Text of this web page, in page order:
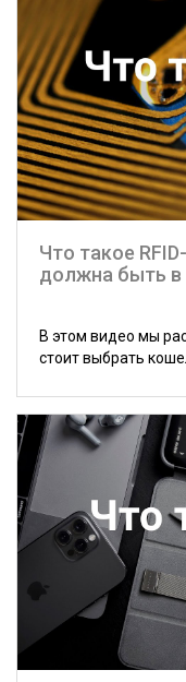
Что такое
должна быть
В этом видео мы
стоит выбрать